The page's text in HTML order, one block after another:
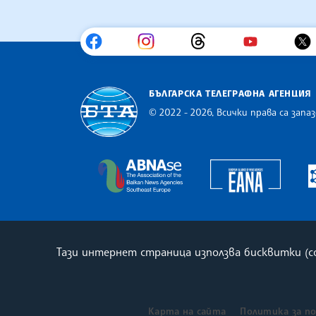
БЪЛГАРСКА ТЕЛЕГРАФНА АГЕНЦИЯ
© 2022 - 2026, Всички права са
The Assocoation of the
Карта на сайта
Политика за
Тази интернет страница използва бисквитки